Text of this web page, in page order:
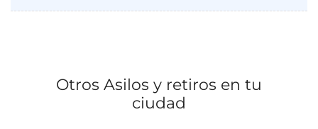
Otros Asilos y retiros en tu
ciudad